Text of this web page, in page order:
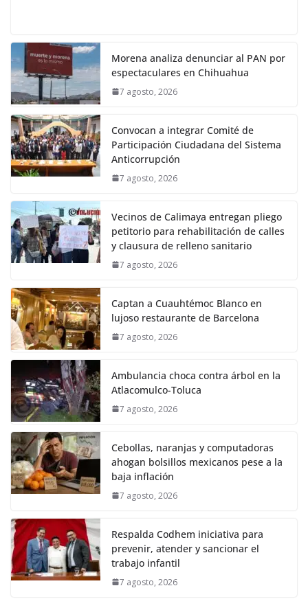
Morena analiza denunciar al PAN por
espectaculares en Chihuahua
7 agosto, 2026
Convocan a integrar Comité de
Participación Ciudadana del Sistema
Anticorrupción
7 agosto, 2026
Vecinos de Calimaya entregan pliego
petitorio para rehabilitación de calles
y clausura de relleno sanitario
7 agosto, 2026
Captan a Cuauhtémoc Blanco en
lujoso restaurante de Barcelona
7 agosto, 2026
Ambulancia choca contra árbol en la
Atlacomulco-Toluca
7 agosto, 2026
Cebollas, naranjas y computadoras
ahogan bolsillos mexicanos pese a la
baja inflación
7 agosto, 2026
Respalda Codhem iniciativa para
prevenir, atender y sancionar el
trabajo infantil
7 agosto, 2026